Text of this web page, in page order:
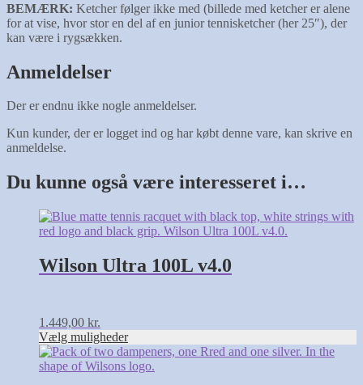
BEMÆRK: Ketcher følger ikke med (billede med ketcher er alene
for at vise, hvor stor en del af en junior tennisketcher (her 25″), der
kan være i rygsækken.
Anmeldelser
Der er endnu ikke nogle anmeldelser.
Kun kunder, der er logget ind og har købt denne vare, kan skrive en
anmeldelse.
Du kunne også være interesseret i…
Wilson Ultra 100L v4.0
1.449,00 kr.
Vælg muligheder
Dette
vare
flere
varianter.
vælges
på
varesiden